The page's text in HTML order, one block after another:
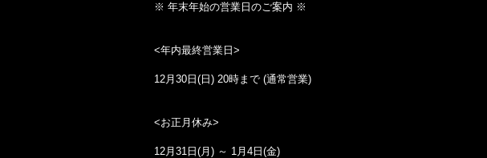
※ 年末年始の営業日のご案内 ※
<年内最終営業日>
12月30日(日) 20時まで (通常営業)
<お正月休み>
12月31日(月) ～ 1月4日(金)